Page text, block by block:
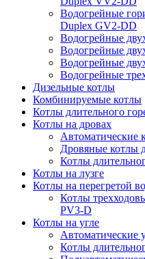
Водогрейные
Duplex GV2-DD
Водогрейные
Водогрейные
Водогрейные
Водогрейные
Дизельные котлы
Комбинируемые котлы
Котлы длительного
Котлы на дровах
Автоматические
Дровяные котлы
Котлы
Котлы на лузге
Котлы на перегретой
Котлы
PV3-D
Котлы на угле
Автоматические
Котлы